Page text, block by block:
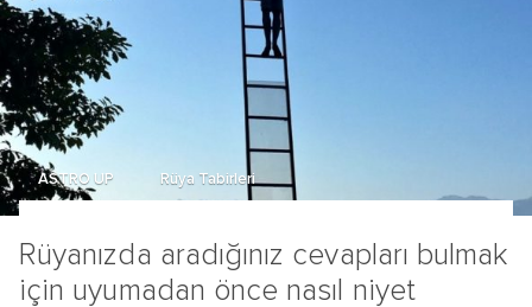
Rüyanızda aradığınız cevapları bulmak
için uyumadan önce nasıl niyet
ASTRO UP Rüya Tabirleri